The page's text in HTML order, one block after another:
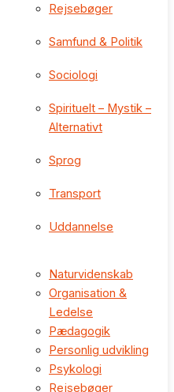
Rejsebøger
Samfund & Politik
Sociologi
Spirituelt – Mystik –
Alternativt
Sprog
Transport
Uddannelse
Naturvidenskab
Organisation &
Ledelse
Pædagogik
Personlig udvikling
Psykologi
Rejsebøger